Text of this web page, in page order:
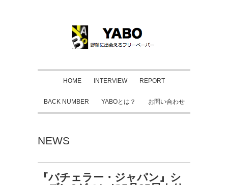
HOME INTERVIEW REPORT
BACK NUMBER YABOとは？ お問い合わせ
NEWS
『バチェラー・ジャパン』シ